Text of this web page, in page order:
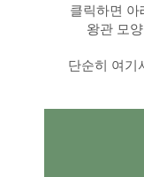
클릭하면 아
왕관 모
단순히 여기